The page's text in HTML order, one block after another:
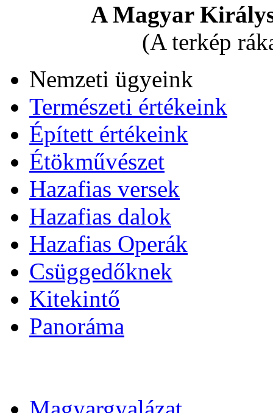
A Magyar
(A terkép
Nemzeti ügyeink
Természeti értékeink
Épített értékeink
Étökművészet
Hazafias versek
Hazafias dalok
Hazafias Operák
Csüggedőknek
Kitekintő
Panoráma